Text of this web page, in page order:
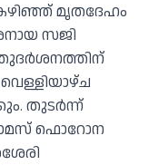
മൃതദേഹം
സജി
തുടര്‍ന്ന്
ഫൊറോന